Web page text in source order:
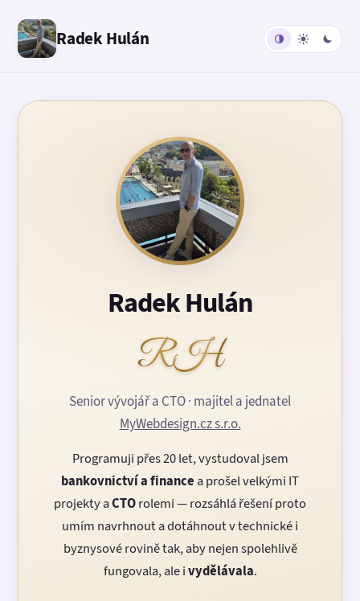
Radek Hulán
Radek Hulán
RH
Senior vývojář a CTO · majitel a jednatel
MyWebdesign.cz s.r.o.
Programuji přes 20 let, vystudoval jsem
bankovnictví a finance a prošel velkými IT
projekty aCTOrolemi — rozsáhlá řešení proto
umím navrhnout a dotáhnout v technické i
byznysové rovině tak, aby nejen spolehlivě
fungovala, ale ivydělávala.